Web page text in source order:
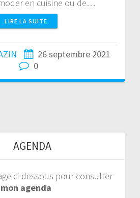
en cuisine ou de…
LIRE LA SUITE
26 septembre 2021
0
AGENDA
ci-dessous pour consulter
mon agenda